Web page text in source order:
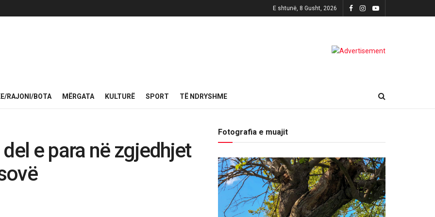
E shtunë, 8 Gusht, 2026
RAJONI/BOTA MËRGATA KULTURË SPORT TË NDRYSHME
e para në zgjedhjet
Fotografia e muajit